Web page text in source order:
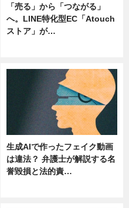
「売る」から「つながる」
へ。LINE特化型EC「Atouch
ストア」が…
生成AIで作ったフェイク動画
は違法？ 弁護士が解説する名
誉毀損と法的責…